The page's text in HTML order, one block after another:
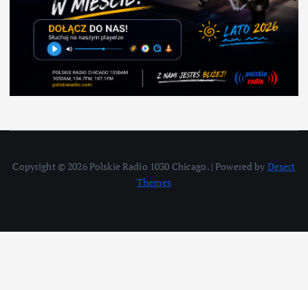
Copyright © 2026 Polskie Radio 1030 Chicago. | Powered by Desert
Themes